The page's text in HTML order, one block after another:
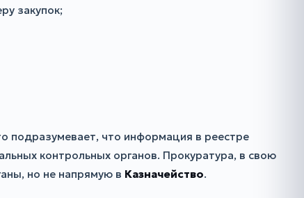
закупок;
подразумевает, что информация в реестре
контрольных органов. Прокуратура, в свою
но не напрямую в Казначейство.